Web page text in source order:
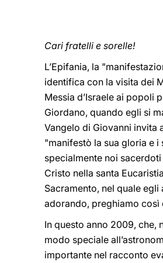
Cari fratelli e sorelle!
L’Epifania, la
identifica con la visita dei
Messia d’Israele ai popoli
Giordano, quando egli si
Vangelo di Giovanni invita
"manifestò la sua gloria e
specialmente noi
Cristo nella santa
Sacramento, nel quale
adorando, preghiamo così
In questo anno 2009, che,
modo speciale
importante nel racconto